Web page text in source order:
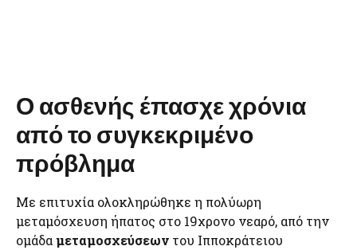
Ο ασθενής έπασχε χρόνια
από το συγκεκριμένο
πρόβλημα
Με επιτυχία ολοκληρώθηκε η πολύωρη
μεταμόσχευση ήπατος στο 19χρονο νεαρό, από την
ομάδαμεταμοσχεύσεων του Ιπποκράτειου